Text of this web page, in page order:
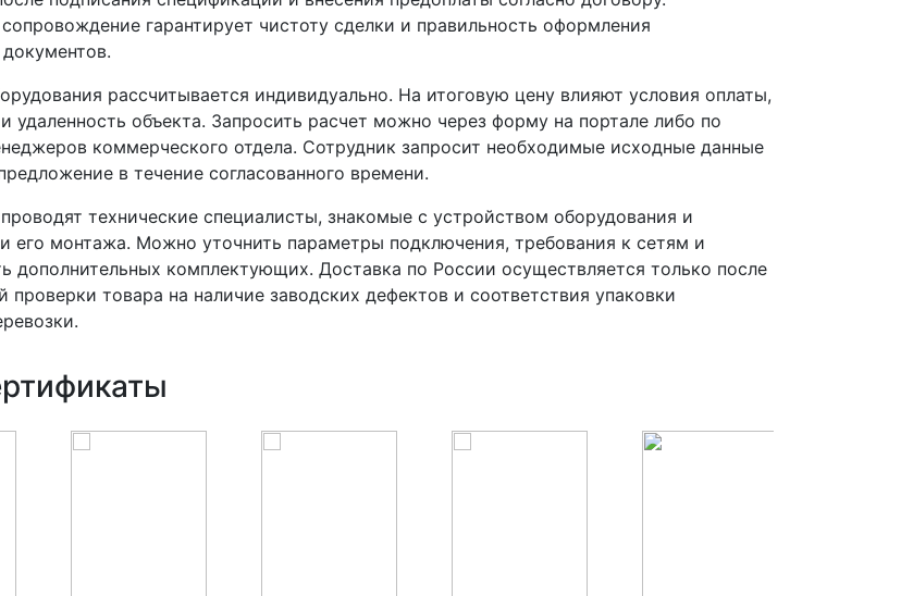
гарантирует чистоту сделки и правильность оформления
рассчитывается индивидуально. На итоговую цену влияют условия оплаты,
удаленность объекта. Запросить расчет можно через форму на портале либо по
коммерческого отдела. Сотрудник запросит необходимые исходные данные
в течение согласованного времени.
технические специалисты, знакомые с устройством оборудования и
его монтажа. Можно уточнить параметры подключения, требования к сетям и
дополнительных комплектующих. Доставка по России осуществляется только после
проверки товара на наличие заводских дефектов и соответствия упаковки